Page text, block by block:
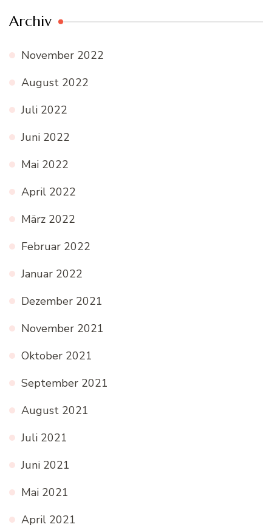
Archiv
November 2022
August 2022
Juli 2022
Juni 2022
Mai 2022
April 2022
März 2022
Februar 2022
Januar 2022
Dezember 2021
November 2021
Oktober 2021
September 2021
August 2021
Juli 2021
Juni 2021
Mai 2021
April 2021